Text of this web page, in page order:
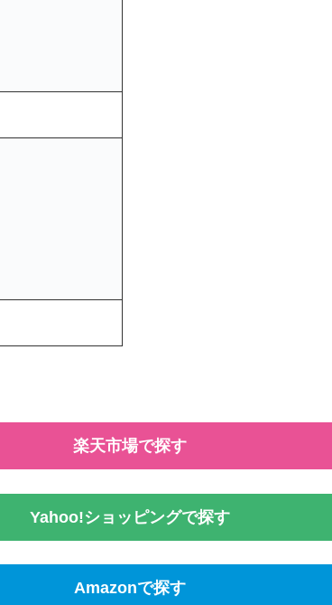
楽天市場で探す
Yahoo!ショッピングで探す
Amazonで探す